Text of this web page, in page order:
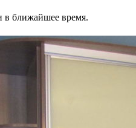
в ближайшее время.